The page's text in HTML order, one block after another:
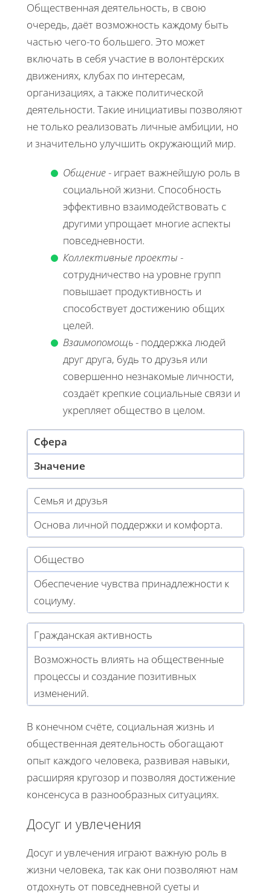
Общественная деятельность, в свою
очередь, даёт возможность каждому быть
частью чего-то большего. Это может
включать в себя участие в волонтёрских
движениях, клубах по интересам,
организациях, а также политической
деятельности. Такие инициативы позволяют
не только реализовать личные амбиции, но
и значительно улучшить окружающий мир.
Общение- играет важнейшую роль в
социальной жизни. Способность
эффективно взаимодействовать с
другими упрощает многие аспекты
повседневности.
Коллективные проекты -
сотрудничество на уровне групп
повышает продуктивность и
способствует достижению общих
целей.
Взаимопомощь- поддержка людей
друг друга, будь то друзья или
совершенно незнакомые личности,
создаёт крепкие социальные связи и
укрепляет общество в целом.
Сфера
Значение
Семья и друзья
Основа личной поддержки и комфорта.
Общество
Обеспечение чувства принадлежности к
социуму.
Гражданская активность
Возможность влиять на общественные
процессы и создание позитивных
изменений.
В конечном счёте, социальная жизнь и
общественная деятельность обогащают
опыт каждого человека, развивая навыки,
расширяя кругозор и позволяя достижение
консенсуса в разнообразных ситуациях.
Досуг и увлечения
Досуг и увлечения играют важную роль в
жизни человека, так как они позволяют нам
отдохнуть от повседневной суеты и